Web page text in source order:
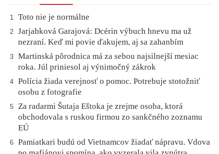
1 Toto nie je normálne
2
Jarjabková Garajová: Dcérin výbuch hnevu ma už
nezraní. Keď mi povie ďakujem, aj sa zahanbím
3
Martinská pôrodnica má za sebou najsilnejší mesiac
roka. Júl priniesol aj výnimočný zákrok
4 Polícia žiada verejnosť o pomoc. Potrebuje stotožniť
osobu z fotografie
5
Za radarmi Šutaja Eštoka je zrejme osoba, ktorá
obchodovala s ruskou firmou zo sankčného zoznamu
EÚ
6
Pamiatkari budú od Vietnamcov žiadať nápravu. Vdova